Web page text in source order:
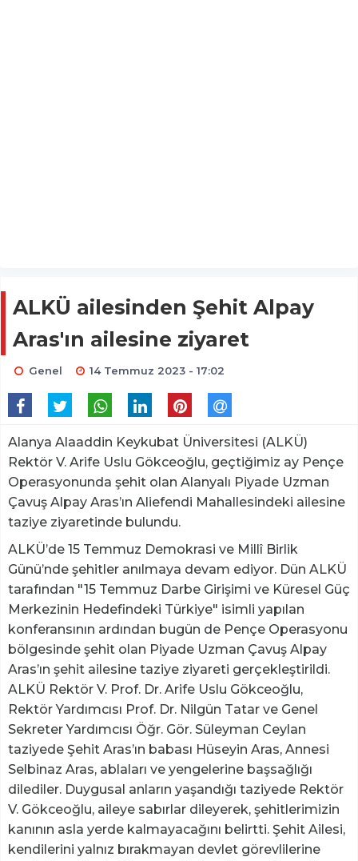
ALKÜ ailesinden Şehit Alpay
Aras'ın ailesine ziyaret
Genel 14 Temmuz 2023 - 17:02
Alanya Alaaddin Keykubat Üniversitesi (ALKÜ)
Rektör V. Arife Uslu Gökceoğlu, geçtiğimiz ay Pençe
Operasyonunda şehit olan Alanyalı Piyade Uzman
Çavuş Alpay Aras’ın Aliefendi Mahallesindeki ailesine
taziye ziyaretinde bulundu.
ALKÜ’de 15 Temmuz Demokrasi ve Millî Birlik
Günü’nde şehitler anılmaya devam ediyor. Dün ALKÜ
tarafından "15 Temmuz Darbe Girişimi ve Küresel Güç
Merkezinin Hedefindeki Türkiye" isimli yapılan
konferansının ardından bugün de Pençe Operasyonu
bölgesinde şehit olan Piyade Uzman Çavuş Alpay
Aras’ın şehit ailesine taziye ziyareti gerçekleştirildi.
ALKÜ Rektör V. Prof. Dr. Arife Uslu Gökceoğlu,
Rektör Yardımcısı Prof. Dr. Nilgün Tatar ve Genel
Sekreter Yardımcısı Öğr. Gör. Süleyman Ceylan
taziyede Şehit Aras’ın babası Hüseyin Aras, Annesi
Selbinaz Aras, ablaları ve yengelerine başsağlığı
dilediler. Duygusal anların yaşandığı taziyede Rektör
V. Gökceoğlu, aileye sabırlar dileyerek, şehitlerimizin
kanının asla yerde kalmayacağını belirtti. Şehit Ailesi,
kendilerini yalnız bırakmayan devlet görevlilerine